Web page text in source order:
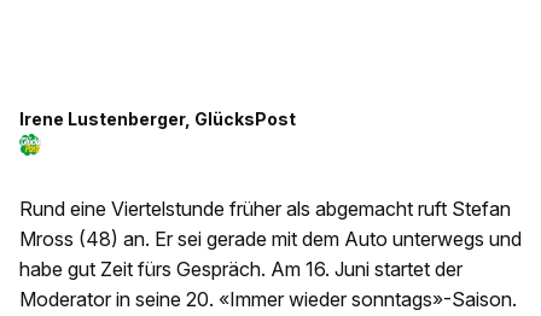
Irene Lustenberger, GlücksPost
Rund eine Viertelstunde früher als abgemacht ruft Stefan
Mross (48) an. Er sei gerade mit dem Auto unterwegs und
habe gut Zeit fürs Gespräch. Am 16. Juni startet der
Moderator in seine 20. «Immer wieder sonntags»-Saison.